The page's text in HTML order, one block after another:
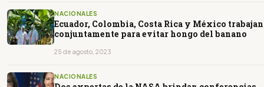
NACIONALES
Ecuador, Colombia, Costa Rica y México trabajan
conjuntamente para evitar hongo del banano
25 de agosto, 2023
NACIONALES